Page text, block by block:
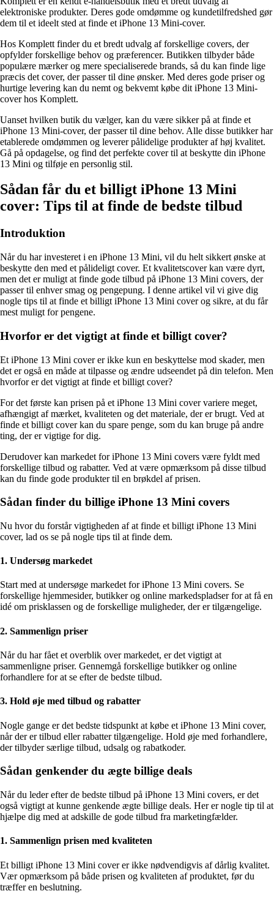
elektroniske produkter. Deres gode omdømme og kundetilfredshed gør
dem til et ideelt sted at finde et iPhone 13 Mini-cover.
Hos Komplett finder du et bredt udvalg af forskellige covers, der
opfylder forskellige behov og præferencer. Butikken tilbyder både
populære mærker og mere specialiserede brands, så du kan finde lige
præcis det cover, der passer til dine ønsker. Med deres gode priser og
hurtige levering kan du nemt og bekvemt købe dit iPhone 13 Mini-
cover hos Komplett.
Uanset hvilken butik du vælger, kan du være sikker på at finde et
iPhone 13 Mini-cover, der passer til dine behov. Alle disse butikker har
etablerede omdømmen og leverer pålidelige produkter af høj kvalitet.
Gå på opdagelse, og find det perfekte cover til at beskytte din iPhone
13 Mini og tilføje en personlig stil.
Sådan får du et billigt iPhone 13 Mini
cover: Tips til at finde de bedste tilbud
Introduktion
Når du har investeret i en iPhone 13 Mini, vil du helt sikkert ønske at
beskytte den med et pålideligt cover. Et kvalitetscover kan være dyrt,
men det er muligt at finde gode tilbud på iPhone 13 Mini covers, der
passer til enhver smag og pengepung. I denne artikel vil vi give dig
nogle tips til at finde et billigt iPhone 13 Mini cover og sikre, at du får
mest muligt for pengene.
Hvorfor er det vigtigt at finde et billigt cover?
Et iPhone 13 Mini cover er ikke kun en beskyttelse mod skader, men
det er også en måde at tilpasse og ændre udseendet på din telefon. Men
hvorfor er det vigtigt at finde et billigt cover?
For det første kan prisen på et iPhone 13 Mini cover variere meget,
afhængigt af mærket, kvaliteten og det materiale, der er brugt. Ved at
finde et billigt cover kan du spare penge, som du kan bruge på andre
ting, der er vigtige for dig.
Derudover kan markedet for iPhone 13 Mini covers være fyldt med
forskellige tilbud og rabatter. Ved at være opmærksom på disse tilbud
kan du finde gode produkter til en brøkdel af prisen.
Sådan finder du billige iPhone 13 Mini covers
Nu hvor du forstår vigtigheden af at finde et billigt iPhone 13 Mini
cover, lad os se på nogle tips til at finde dem.
1. Undersøg markedet
Start med at undersøge markedet for iPhone 13 Mini covers. Se
forskellige hjemmesider, butikker og online markedspladser for at få en
idé om prisklassen og de forskellige muligheder, der er tilgængelige.
2. Sammenlign priser
Når du har fået et overblik over markedet, er det vigtigt at
sammenligne priser. Gennemgå forskellige butikker og online
forhandlere for at se efter de bedste tilbud.
3. Hold øje med tilbud og rabatter
Nogle gange er det bedste tidspunkt at købe et iPhone 13 Mini cover,
når der er tilbud eller rabatter tilgængelige. Hold øje med forhandlere,
der tilbyder særlige tilbud, udsalg og rabatkoder.
Sådan genkender du ægte billige deals
Når du leder efter de bedste tilbud på iPhone 13 Mini covers, er det
også vigtigt at kunne genkende ægte billige deals. Her er nogle tip til at
hjælpe dig med at adskille de gode tilbud fra marketingfælder.
1. Sammenlign prisen med kvaliteten
Et billigt iPhone 13 Mini cover er ikke nødvendigvis af dårlig kvalitet.
Vær opmærksom på både prisen og kvaliteten af produktet, før du
træffer en beslutning.